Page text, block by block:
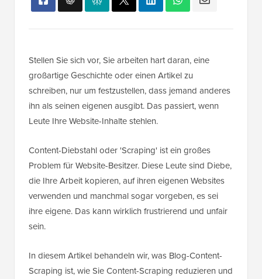
Stellen Sie sich vor, Sie arbeiten hart daran, eine
großartige Geschichte oder einen Artikel zu
schreiben, nur um festzustellen, dass jemand anderes
ihn als seinen eigenen ausgibt. Das passiert, wenn
Leute Ihre Website-Inhalte stehlen.
Content-Diebstahl oder 'Scraping' ist ein großes
Problem für Website-Besitzer. Diese Leute sind Diebe,
die Ihre Arbeit kopieren, auf ihren eigenen Websites
verwenden und manchmal sogar vorgeben, es sei
ihre eigene. Das kann wirklich frustrierend und unfair
sein.
In diesem Artikel behandeln wir, was Blog-Content-
Scraping ist, wie Sie Content-Scraping reduzieren und